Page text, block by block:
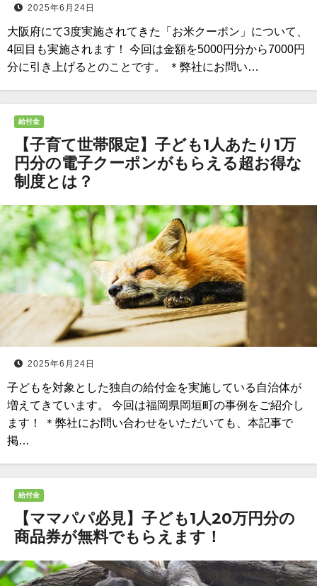
2025年6月24日
大阪府にて3度実施されてきた「お米クーポン」について、
4回目も実施されます！ 今回は金額を5000円分から7000円
分に引き上げるとのことです。 ＊弊社にお問い…
給付金
【子育て世帯限定】子ども1人あたり1万
円分の電子クーポンがもらえる超お得な
制度とは？
2025年6月24日
子どもを対象とした独自の給付金を実施している自治体が
増えてきています。 今回は福岡県岡垣町の事例をご紹介し
ます！ ＊弊社にお問い合わせをいただいても、本記事で
掲…
給付金
【ママパパ必見】子ども1人20万円分の
商品券が無料でもらえます！